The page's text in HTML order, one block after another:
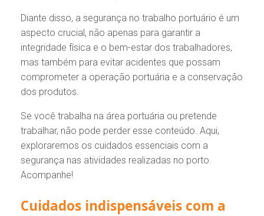
Diante disso, a segurança no trabalho portuário é um
aspecto crucial, não apenas para garantir a
integridade física e o bem-estar dos trabalhadores,
mas também para evitar acidentes que possam
comprometer a operação portuária e a conservação
dos produtos.
Se você trabalha na área portuária ou pretende
trabalhar, não pode perder esse conteúdo. Aqui,
exploraremos os cuidados essenciais com a
segurança nas atividades realizadas no porto.
Acompanhe!
Cuidados indispensáveis com a